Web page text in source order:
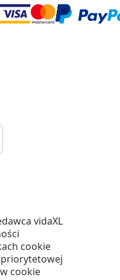
vidaXL
cookie
priorytetowej
cookie